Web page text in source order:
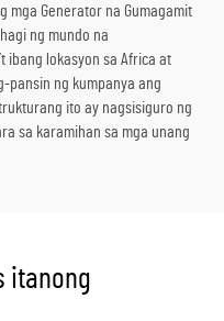
mga Generator na Gumagamit
ng mundo na
ibang lokasyon sa Africa at
pansin ng kumpanya ang
ito ay nagsisiguro ng
sa karamihan sa mga unang
itanong